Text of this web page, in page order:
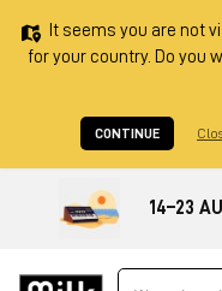
It seems you are not
for your country. Do you
CONTINUE
14–23
Ricerca